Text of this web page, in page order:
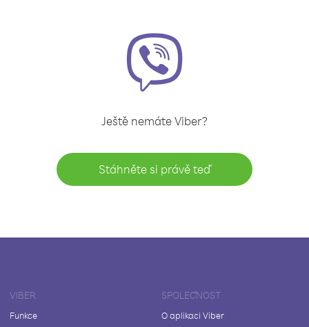
Ještě nemáte Viber?
Stáhněte si právě teď
VIBER
Funkce
SPOLEČNOST
O aplikaci Viber